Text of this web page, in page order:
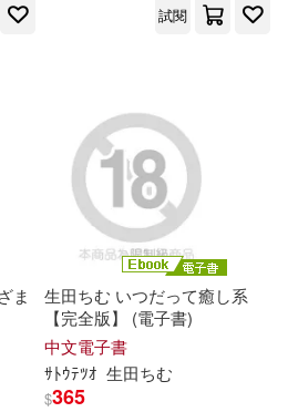
楊鵬(63)
h.m.p(59)
妄想楽園(56)
(250)
試閱
ま
生田ちむ いつだって癒し系
【完全版】 (電子書)
中文電子書
ｻﾄｳﾃﾂｵ 生田ちむ
$365